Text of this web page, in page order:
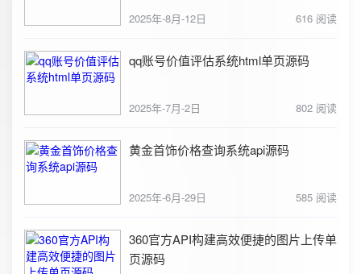
2025年-8月-12日 616 阅读
qq账号价值评估系统html单页源码
2025年-7月-2日 802 阅读
黄金首饰价格查询系统api源码
2025年-6月-29日 585 阅读
360官方API构建高效便捷的图片上传单
页源码